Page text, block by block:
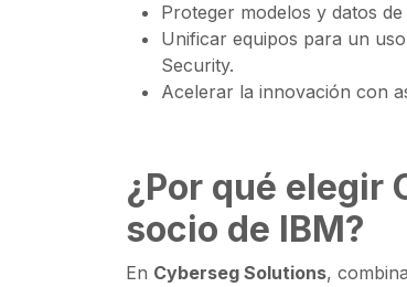
Proteger modelos y datos
Unificar equipos para un
Security.
Acelerar la innovación con
¿Por qué elegir
socio de IBM?
En Cyberseg Solutions,